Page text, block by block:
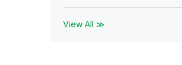
View All ≫